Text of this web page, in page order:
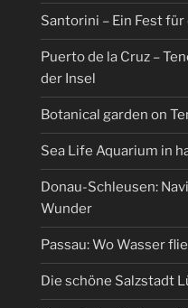
Santorini – Ein Fest für
Puerto de la Cruz –
der Insel
Botanical garden on
Sea Life Aquarium in
Donau-Schleusen:
Wunder
Passau: Wo Wasser
Die schöne Salzstadt